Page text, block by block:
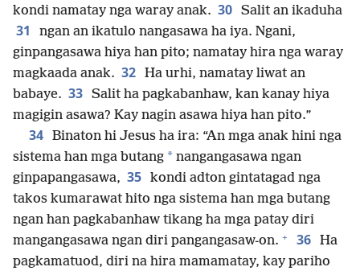
kondi namatay nga waray anak. 30 Salit an ikaduha
31
ngan an ikatulo nangasawa ha iya. Ngani,
ginpangasawa hiya han pito; namatay hira nga waray
magkaada anak. 32 Ha urhi, namatay liwat an
babaye. 33 Salit ha pagkabanhaw, kan kanay hiya
magigin asawa? Kay nagin asawa hiya han pito.”
34 Binaton hi Jesus ha ira: “An mga anak hini nga
sistema han mga butang * nangangasawa ngan
ginpapangasawa, 35 kondi adton gintatagad nga
takos kumarawat hito nga sistema han mga butang
ngan han pagkabanhaw tikang ha mga patay diri
mangangasawa ngan diri pangangasaw-on. + 36 Ha
pagkamatuod, diri na hira mamamatay, kay pariho